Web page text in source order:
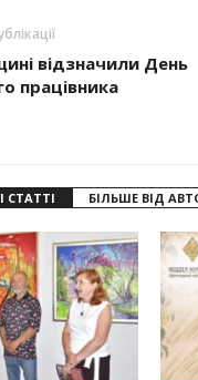
відзначили День
працівника
СТАТТІ БІЛЬШЕ ВІД